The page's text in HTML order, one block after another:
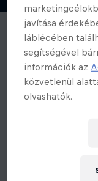
javítása
láblécében
segítségével
információk az
közvetlenül
olvashatók.